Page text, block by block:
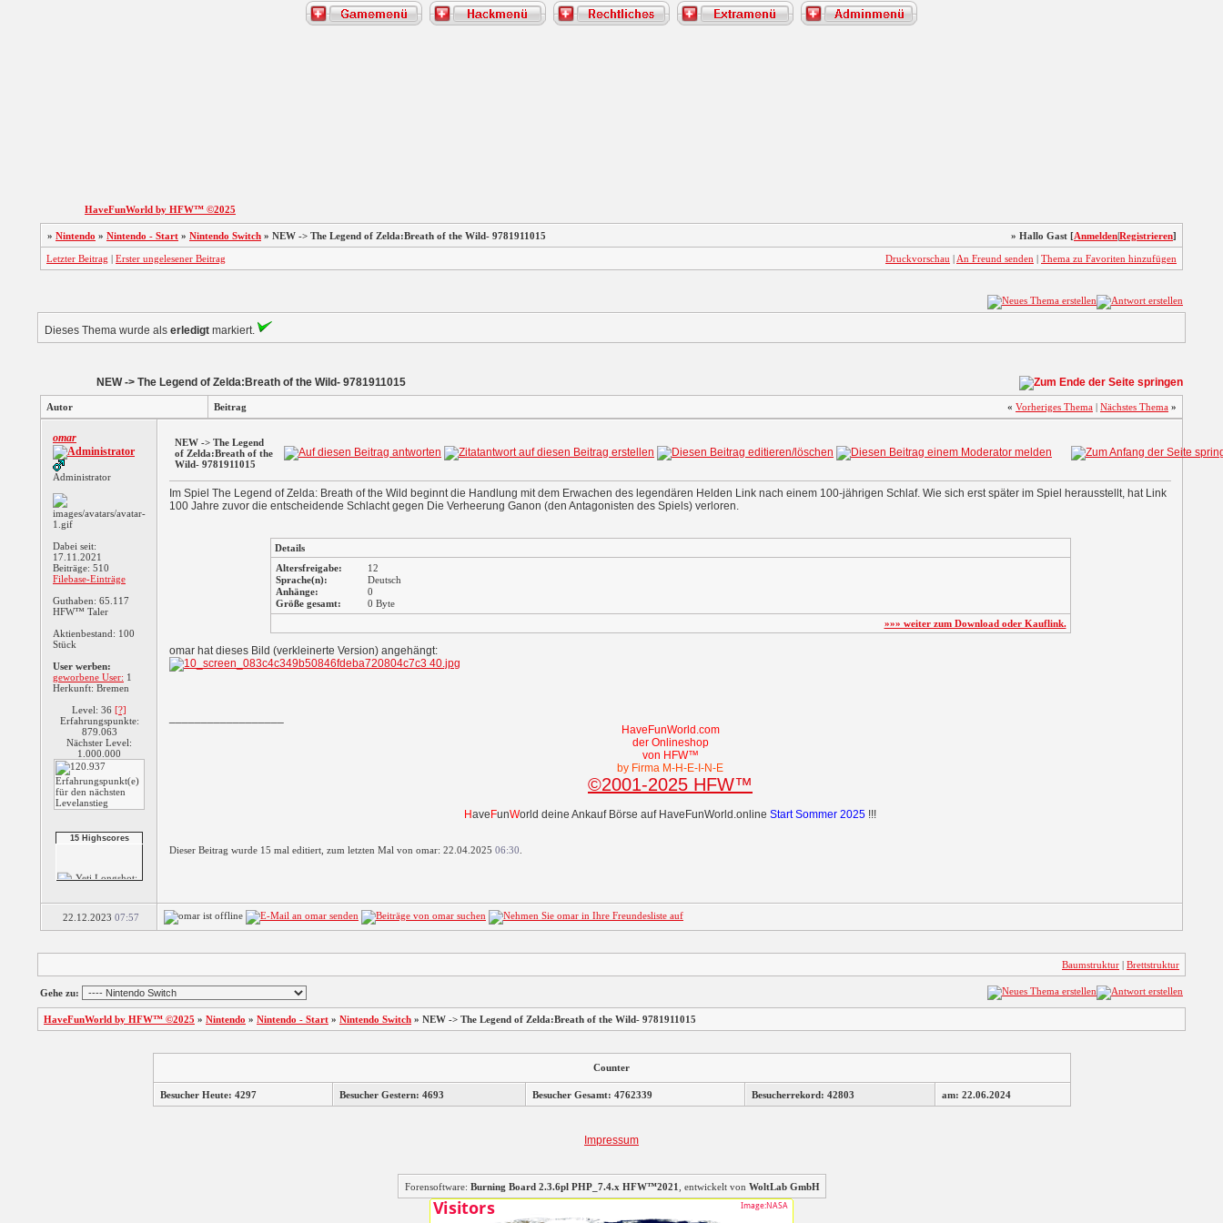
HaveFunWorld by HFW™ ©2025
» Nintendo » Nintendo - Start » Nintendo Switch » NEW -> The Legend of Zelda:Breath of the Wild- 9781911015 » Hallo Gast [Anmelden|Registrieren]
Letzter Beitrag | Erster ungelesener Beitrag Druckvorschau | An Freund senden | Thema zu Favoriten hinzufügen
Dieses Thema wurde als erledigt markiert.
NEW -> The Legend of Zelda:Breath of the Wild- 9781911015
Autor Beitrag « Vorheriges Thema | Nächstes Thema »
omar
Administrator
Dabei seit:
17.11.2021
Beiträge: 510
Filebase-Einträge
Guthaben: 65.117
HFW™ Taler
Aktienbestand: 100
Stück
User werben:
geworbene User: 1
Herkunft: Bremen
Level: 36 [?]
Erfahrungspunkte:
879.063
Nächster Level:
1.000.000
15 Highscores
Shuffle The Penguin
Yeti Longshot:
Yeti Long Shot:
Rand...
NEW -> The Legend
of Zelda:Breath of the
Wild- 9781911015
Im Spiel The Legend of Zelda: Breath of the Wild beginnt die Handlung mit dem Erwachen des legendären Helden Link nach einem 100-jährigen Schlaf. Wie sich erst später im Spiel herausstellt, hat Link
100 Jahre zuvor die entscheidende Schlacht gegen Die Verheerung Ganon (den Antagonisten des Spiels) verloren.
Details
Altersfreigabe:
12
Sprache(n):
Deutsch
Anhänge:
0
Größe gesamt:
0 Byte
»»» weiter zum Download oder Kauflink.
omar hat dieses Bild (verkleinerte Version) angehängt:
HaveFunWorld.com
der Onlineshop
von HFW™
by Firma M-H-E-I-N-E
©2001-2025 HFW™
Have FunWorld deine Ankauf Börse auf HaveFunWorld.online Start Sommer 2025 !!!
Dieser Beitrag wurde 15 mal editiert, zum letzten Mal von omar: 22.04.2025 06:30
22.12.2023 07:57
Baumstruktur | Brettstruktur
Gehe zu:
HaveFunWorld by HFW™ ©2025 » Nintendo » Nintendo - Start » Nintendo Switch » NEW -> The Legend of Zelda:Breath of the Wild- 9781911015
Counter
Besucher Heute: 4297 Besucher Gestern: 4693 Besucher Gesamt: 4762339 Besucherrekord: 42803 am: 22.06.2024
Impressum
Forensoftware: Burning Board 2.3.6pl PHP_7.4.x HFW™2021 , entwickelt von WoltLab GmbH